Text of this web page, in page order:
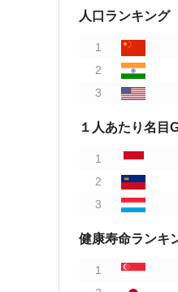
人口ランキング
１人あたり名目
健康寿命ランキ